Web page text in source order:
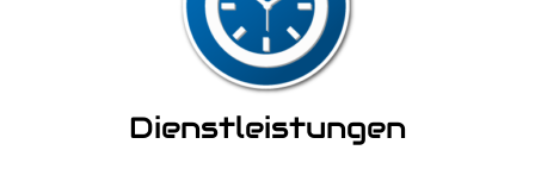
Dienstleistungen